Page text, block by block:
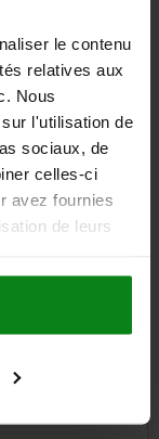
le contenu
relatives aux
Nous
l'utilisation de
sociaux, de
celles-ci
avez fournies
de leurs
bought